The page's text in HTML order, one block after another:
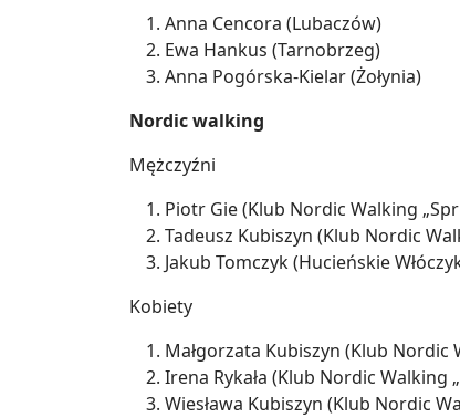
Anna Cencora (Lubaczów)
Ewa Hankus (Tarnobrzeg)
Anna Pogórska-Kielar (Żołynia)
Nordic walking
Mężczyźni
Piotr Gie (Klub Nordic Walking
Tadeusz Kubiszyn (Klub Nordic
Jakub Tomczyk (Hucieńskie
Kobiety
Małgorzata Kubiszyn (Klub Nordic
Irena Rykała (Klub Nordic Walking
Wiesława Kubiszyn (Klub Nordic